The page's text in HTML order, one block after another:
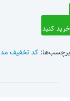
خرید کنید
برچسب‌ها: کد تخفیف